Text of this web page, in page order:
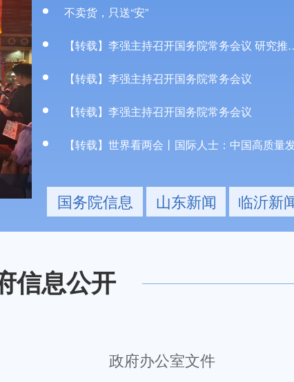
【转载】李强主持召开国务院第十次全体会议 讨论
不卖货，只送“安”
【转载】李强主持召开国务院常务会议 研究
【转载】李强主持召开国务院常务会议
【转载】李强主持召开国务院常务会议
国务院信息 山东新闻 临沂新
信息公开
政府办公室文件